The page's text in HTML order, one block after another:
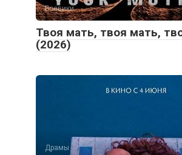
Твоя мать, твоя мать,
(2026)
Беспечный возраст